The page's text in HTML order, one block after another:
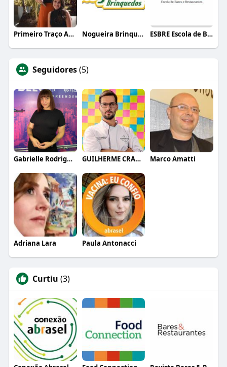
Primeiro Traço Arquitetura Nogueira Brinquedos ESBRE Escola de Bares e Restaurantes
Seguidores(5)
Gabrielle Rodrigues GUILHERME CRAMER BALLE Marco Amatti
Adriana Lara Paula Antonacci
Curtiu (3)